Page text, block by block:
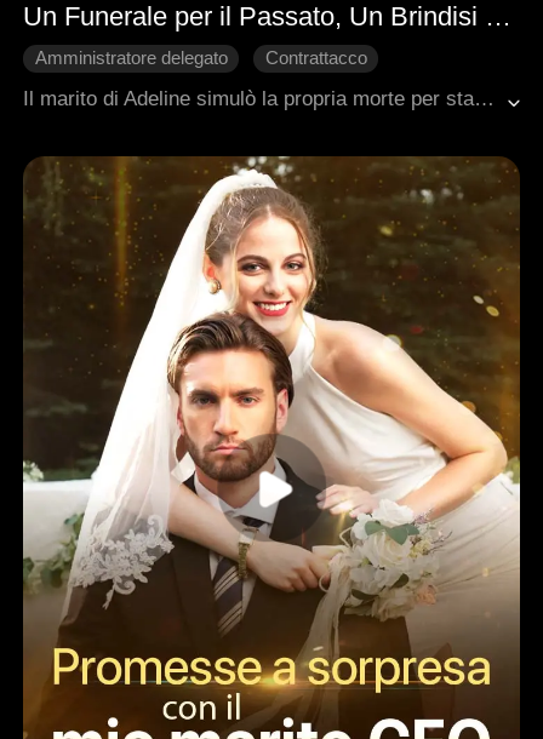
Un Funerale per il Passato, Un Brindisi alla Mia Vendetta
Amministratore delegato
Contrattacco
Storia centrata sulla donna
Romanzo sentimentale moderno
Il marito di Adeline simulò la propria morte per stare con l'amante. Lei ribaltò la situazione: ne cancellò lo stato legale, ne sequestrò i beni e annunciò un funerale. Quando lui riapparve per dimostrare di essere vivo, Adeline gli chiese con freddezza di provare la propria identità. Dopo che la sua famiglia si era fatta garante, lei rivelò il suo tradimento, si alleò con un suo ammiratore e lasciò il marito con nulla, assicurandosi sia l'amore che il successo.